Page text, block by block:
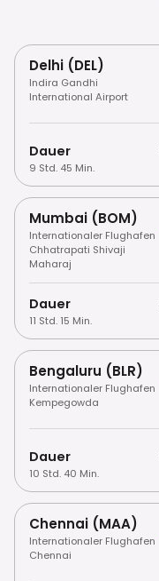
Delhi (DEL)
Indira Gandhi
International Airport
Dauer
9 Std. 45 Min.
Mumbai (BOM)
Internationaler Flughafen
Chhatrapati Shivaji
Maharaj
Dauer
11 Std. 15 Min.
Bengaluru (BLR)
Internationaler Flughafen
Kempegowda
Dauer
10 Std. 40 Min.
Chennai (MAA)
Internationaler Flughafen
Chennai